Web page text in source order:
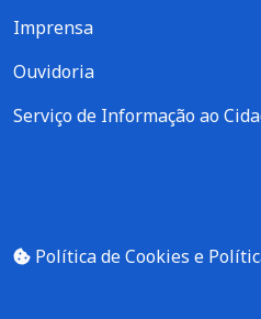
Imprensa
Ouvidoria
Serviço de Informação ao
Política de Cookies e